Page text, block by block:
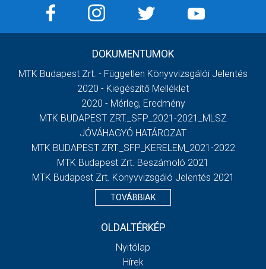
DOKUMENTUMOK
MTK Budapest Zrt. - Független Könyvvizsgálói Jelentés
2020 - Kiegészítő Melléklet
2020 - Mérleg, Eredmény
MTK BUDAPEST ZRT._SFP_2021-2021_MLSZ
JÓVÁHAGYÓ HATÁROZAT
MTK BUDAPEST ZRT._SFP_KERELEM_2021-2022
MTK Budapest Zrt. Beszámoló 2021
MTK Budapest Zrt. Könyvvizsgáló Jelentés 2021
TOVÁBBIAK
OLDALTÉRKÉP
Nyitólap
Hírek